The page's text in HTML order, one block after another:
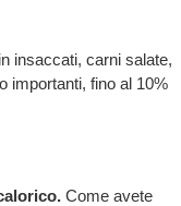
insaccati, carni salate,
importanti, fino al 10%
Come avete